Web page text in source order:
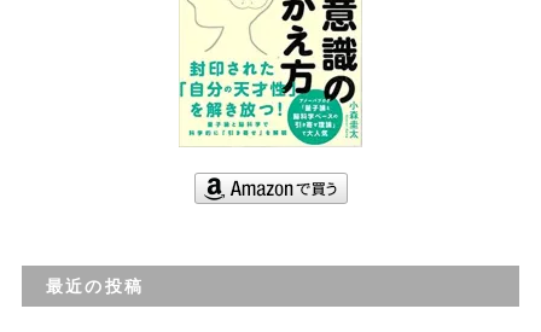
最近の投稿